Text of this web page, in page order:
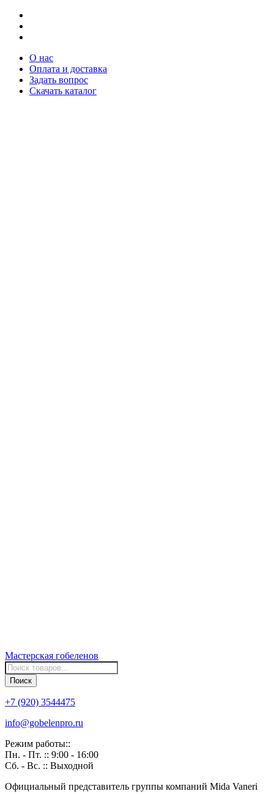
О нас
Оплата и доставка
Задать вопрос
Скачать каталог
Мастерская гобеленов
Поиск
товаров
Поиск
+7 (920) 3544475
info@gobelenpro.ru
Режим работы::
Пн. - Пт. :: 9:00 - 16:00
Сб. - Вс. :: Выходной
Официальный представитель группы компаний Mida Vaneri